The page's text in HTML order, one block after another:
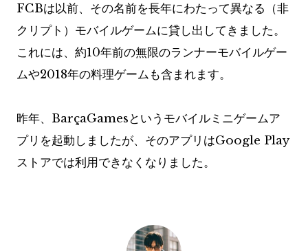
FCBは以前、その名前を長年にわたって異なる（非
クリプト）モバイルゲームに貸し出してきました。
これには、約10年前の無限のランナーモバイルゲー
ムや2018年の料理ゲームも含まれます。
昨年、BarçaGamesというモバイルミニゲームア
プリを起動しましたが、そのアプリはGoogle Play
ストアでは利用できなくなりました。